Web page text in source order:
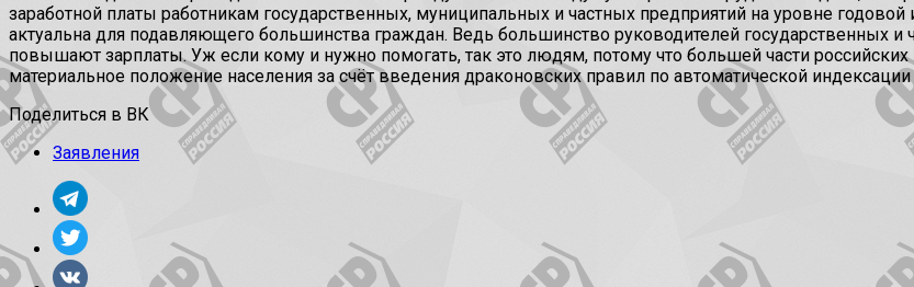
заработной платы работникам государственных, муниципальных и частных предприятий на уровне
актуальна для подавляющего большинства граждан. Ведь большинство руководителей государственных и
повышают зарплаты. Уж если кому и нужно помогать, так это людям, потому что большей части
материальное положение населения за счёт введения драконовских правил по автоматической
Поделиться в ВК
Заявления